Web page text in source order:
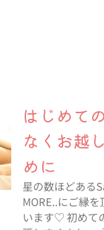
はじめて
なくお越
めに
星の数ほどある
MORE..にご縁
います♡ 初めて